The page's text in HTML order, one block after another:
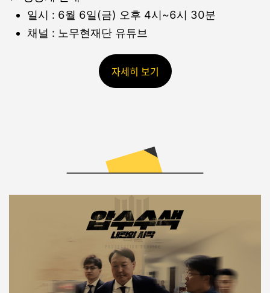
일시 : 6월 6일(금) 오후 4시~6시 30분
채널 : 노무현재단 유튜브
자세히 보기